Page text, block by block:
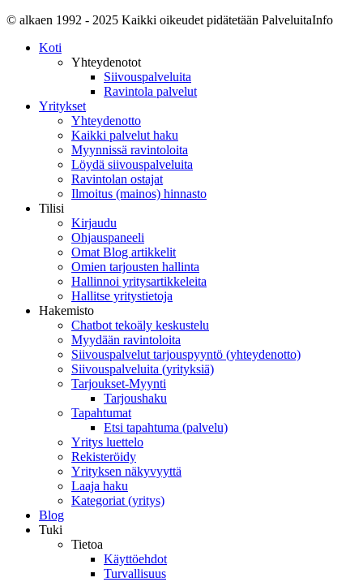
© alkaen 1992 - 2025 Kaikki oikeudet pidätetään PalveluitaInfo
Koti
Yhteydenotot
Siivouspalveluita
Ravintola palvelut
Yritykset
Yhteydenotto
Kaikki palvelut haku
Myynnissä ravintoloita
Löydä siivouspalveluita
Ravintolan ostajat
Ilmoitus (mainos) hinnasto
Tilisi
Kirjaudu
Ohjauspaneeli
Omat Blog artikkelit
Omien tarjousten hallinta
Hallinnoi yritysartikkeleita
Hallitse yritystietoja
Hakemisto
Chatbot tekoäly keskustelu
Myydään ravintoloita
Siivouspalvelut tarjouspyyntö (yhteydenotto)
Siivouspalveluita (yrityksiä)
Tarjoukset-Myynti
Tarjoushaku
Tapahtumat
Etsi tapahtuma (palvelu)
Yritys luettelo
Rekisteröidy
Yrityksen näkyvyyttä
Laaja haku
Kategoriat (yritys)
Blog
Tuki
Tietoa
Käyttöehdot
Turvallisuus